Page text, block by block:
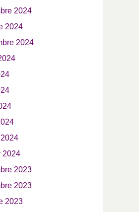
2024
2024
2024
2024
2023
2023
2023